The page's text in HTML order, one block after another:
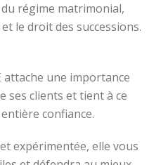
régime matrimonial,
le droit des successions.
attache une importance
ses clients et tient à ce
confiance.
expérimentée, elle vous